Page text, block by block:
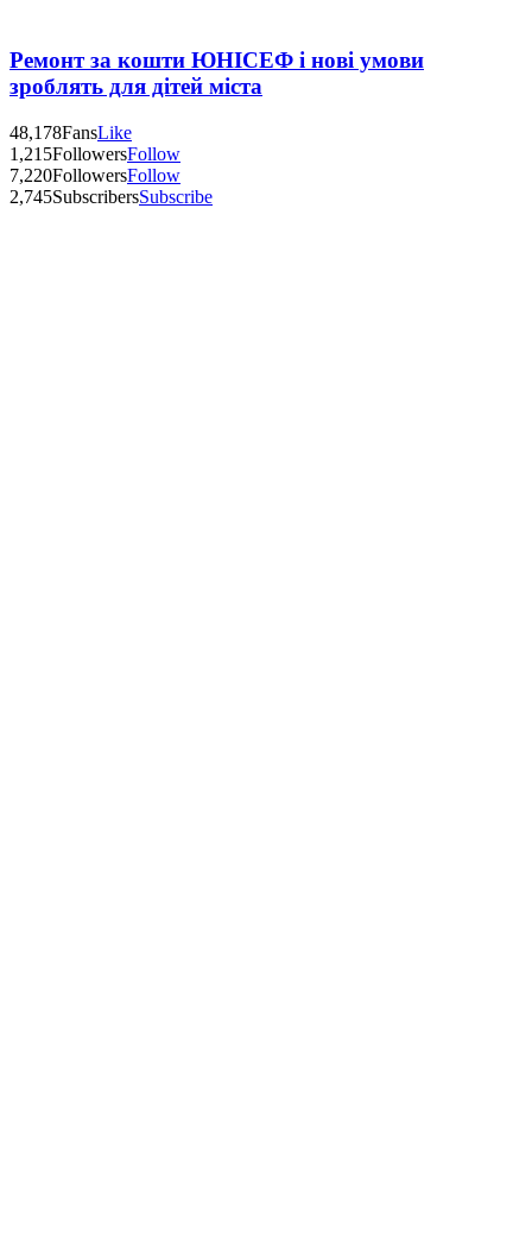
Ремонт за кошти ЮНІСЕФ і нові умови
зроблять для дітей міста
48,178FansLike
1,215FollowersFollow
7,220FollowersFollow
2,745SubscribersSubscribe